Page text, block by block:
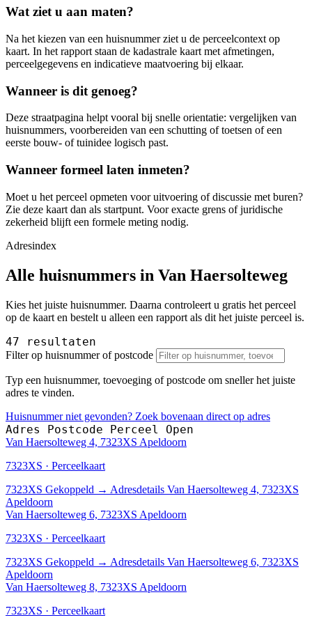
Wat ziet u aan maten?
Na het kiezen van een huisnummer ziet u de perceelcontext op
kaart. In het rapport staan de kadastrale kaart met afmetingen,
perceelgegevens en indicatieve maatvoering bij elkaar.
Wanneer is dit genoeg?
Deze straatpagina helpt vooral bij snelle orientatie: vergelijken van
huisnummers, voorbereiden van een schutting of toetsen of een
eerste bouw- of tuinidee logisch past.
Wanneer formeel laten inmeten?
Moet u het perceel opmeten voor uitvoering of discussie met buren?
Zie deze kaart dan als startpunt. Voor exacte grens of juridische
zekerheid blijft een formele meting nodig.
Adresindex
Alle huisnummers in Van Haersolteweg
Kies het juiste huisnummer. Daarna controleert u gratis het perceel
op de kaart en bestelt u alleen een rapport als dit het juiste perceel is.
47 resultaten
Filter op huisnummer of postcode
Typ een huisnummer, toevoeging of postcode om sneller het juiste
adres te vinden.
Huisnummer niet gevonden? Zoek bovenaan direct op adres
Adres Postcode Perceel Open
Van Haersolteweg 4, 7323XS Apeldoorn
7323XS · Perceelkaart
7323XS Gekoppeld → Adresdetails Van Haersolteweg 4, 7323XS
Apeldoorn
Van Haersolteweg 6, 7323XS Apeldoorn
7323XS · Perceelkaart
7323XS Gekoppeld → Adresdetails Van Haersolteweg 6, 7323XS
Apeldoorn
Van Haersolteweg 8, 7323XS Apeldoorn
7323XS · Perceelkaart